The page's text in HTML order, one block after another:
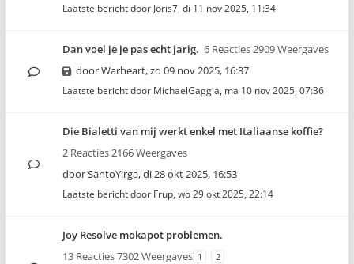
Laatste bericht door Joris7, di 11 nov 2025, 11:34
Dan voel je je pas echt jarig. 6 Reacties 2909 Weergaves
doorWarheart,zo 09 nov 2025, 16:37
Laatste bericht door MichaelGaggia, ma 10 nov 2025, 07:36
Die Bialetti van mij werkt enkel met Italiaanse koffie?
2 Reacties 2166 Weergaves
doorSantoYirga,di 28 okt 2025, 16:53
Laatste bericht door Frup, wo 29 okt 2025, 22:14
Joy Resolve mokapot problemen.
13 Reacties 7302 Weergaves 1 2